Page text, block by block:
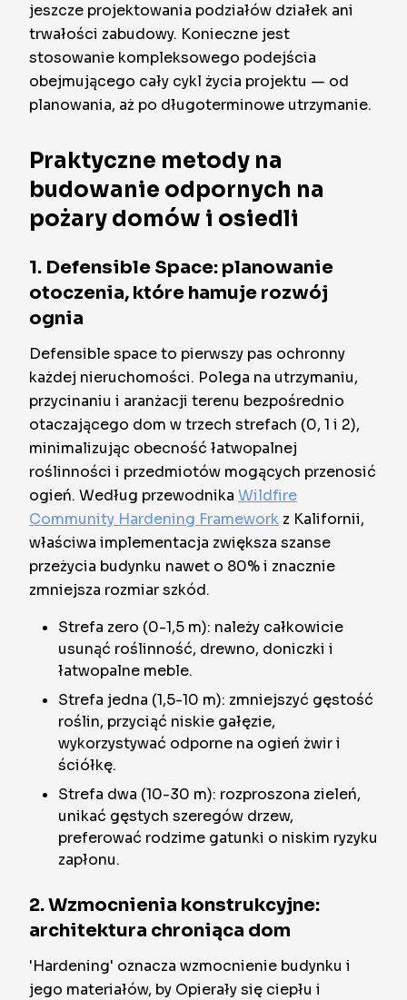
jeszcze projektowania podziałów działek ani
trwałości zabudowy. Konieczne jest
stosowanie kompleksowego podejścia
obejmującego cały cykl życia projektu — od
planowania, aż po długoterminowe utrzymanie.
Praktyczne metody na
budowanie odpornych na
pożary domów i osiedli
1. Defensible Space: planowanie
otoczenia, które hamuje rozwój
ognia
Defensible space to pierwszy pas ochronny
każdej nieruchomości. Polega na utrzymaniu,
przycinaniu i aranżacji terenu bezpośrednio
otaczającego dom w trzech strefach (0, 1 i 2),
minimalizując obecność łatwopalnej
roślinności i przedmiotów mogących przenosić
ogień. Według przewodnika Wildfire
Community Hardening Framework z Kalifornii,
właściwa implementacja zwiększa szanse
przeżycia budynku nawet o 80% i znacznie
zmniejsza rozmiar szkód.
Strefa zero (0-1,5 m): należy całkowicie
usunąć roślinność, drewno, doniczki i
łatwopalne meble.
Strefa jedna (1,5-10 m): zmniejszyć gęstość
roślin, przyciąć niskie gałęzie,
wykorzystywać odporne na ogień żwir i
ściółkę.
Strefa dwa (10-30 m): rozproszona zieleń,
unikać gęstych szeregów drzew,
preferować rodzime gatunki o niskim ryzyku
zapłonu.
2. Wzmocnienia konstrukcyjne:
architektura chroniąca dom
'Hardening' oznacza wzmocnienie budynku i
jego materiałów, by Opierały się ciepłu i